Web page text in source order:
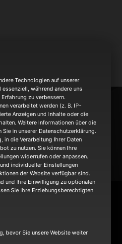
NEWS
TOUR
BAND
Technologien auf unserer
während andere uns
zu verbessern.
verarbeitet werden (z. B. IP-
Anzeigen und Inhalte oder die
Weitere Informationen über die
Sie in unserer Datenschutzerklärung.
in die Verarbeitung Ihrer Daten
zu nutzen. Sie können Ihre
widerrufen oder anpassen.
individueller Einstellungen
der Website verfügbar sind.
und Ihre Einwilligung zu optionalen
Sie Ihre Erziehungsberechtigten
bevor Sie unsere Website weiter